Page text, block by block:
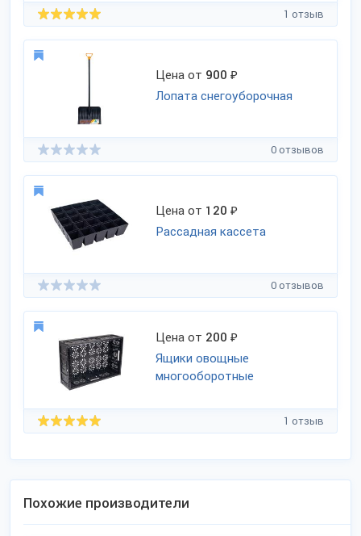
1 отзыв
Цена от 900 ₽
Лопата снегоуборочная
0 отзывов
Цена от 120 ₽
Рассадная кассета
0 отзывов
Цена от 200 ₽
Ящики овощные
многооборотные
1 отзыв
Похожие производители